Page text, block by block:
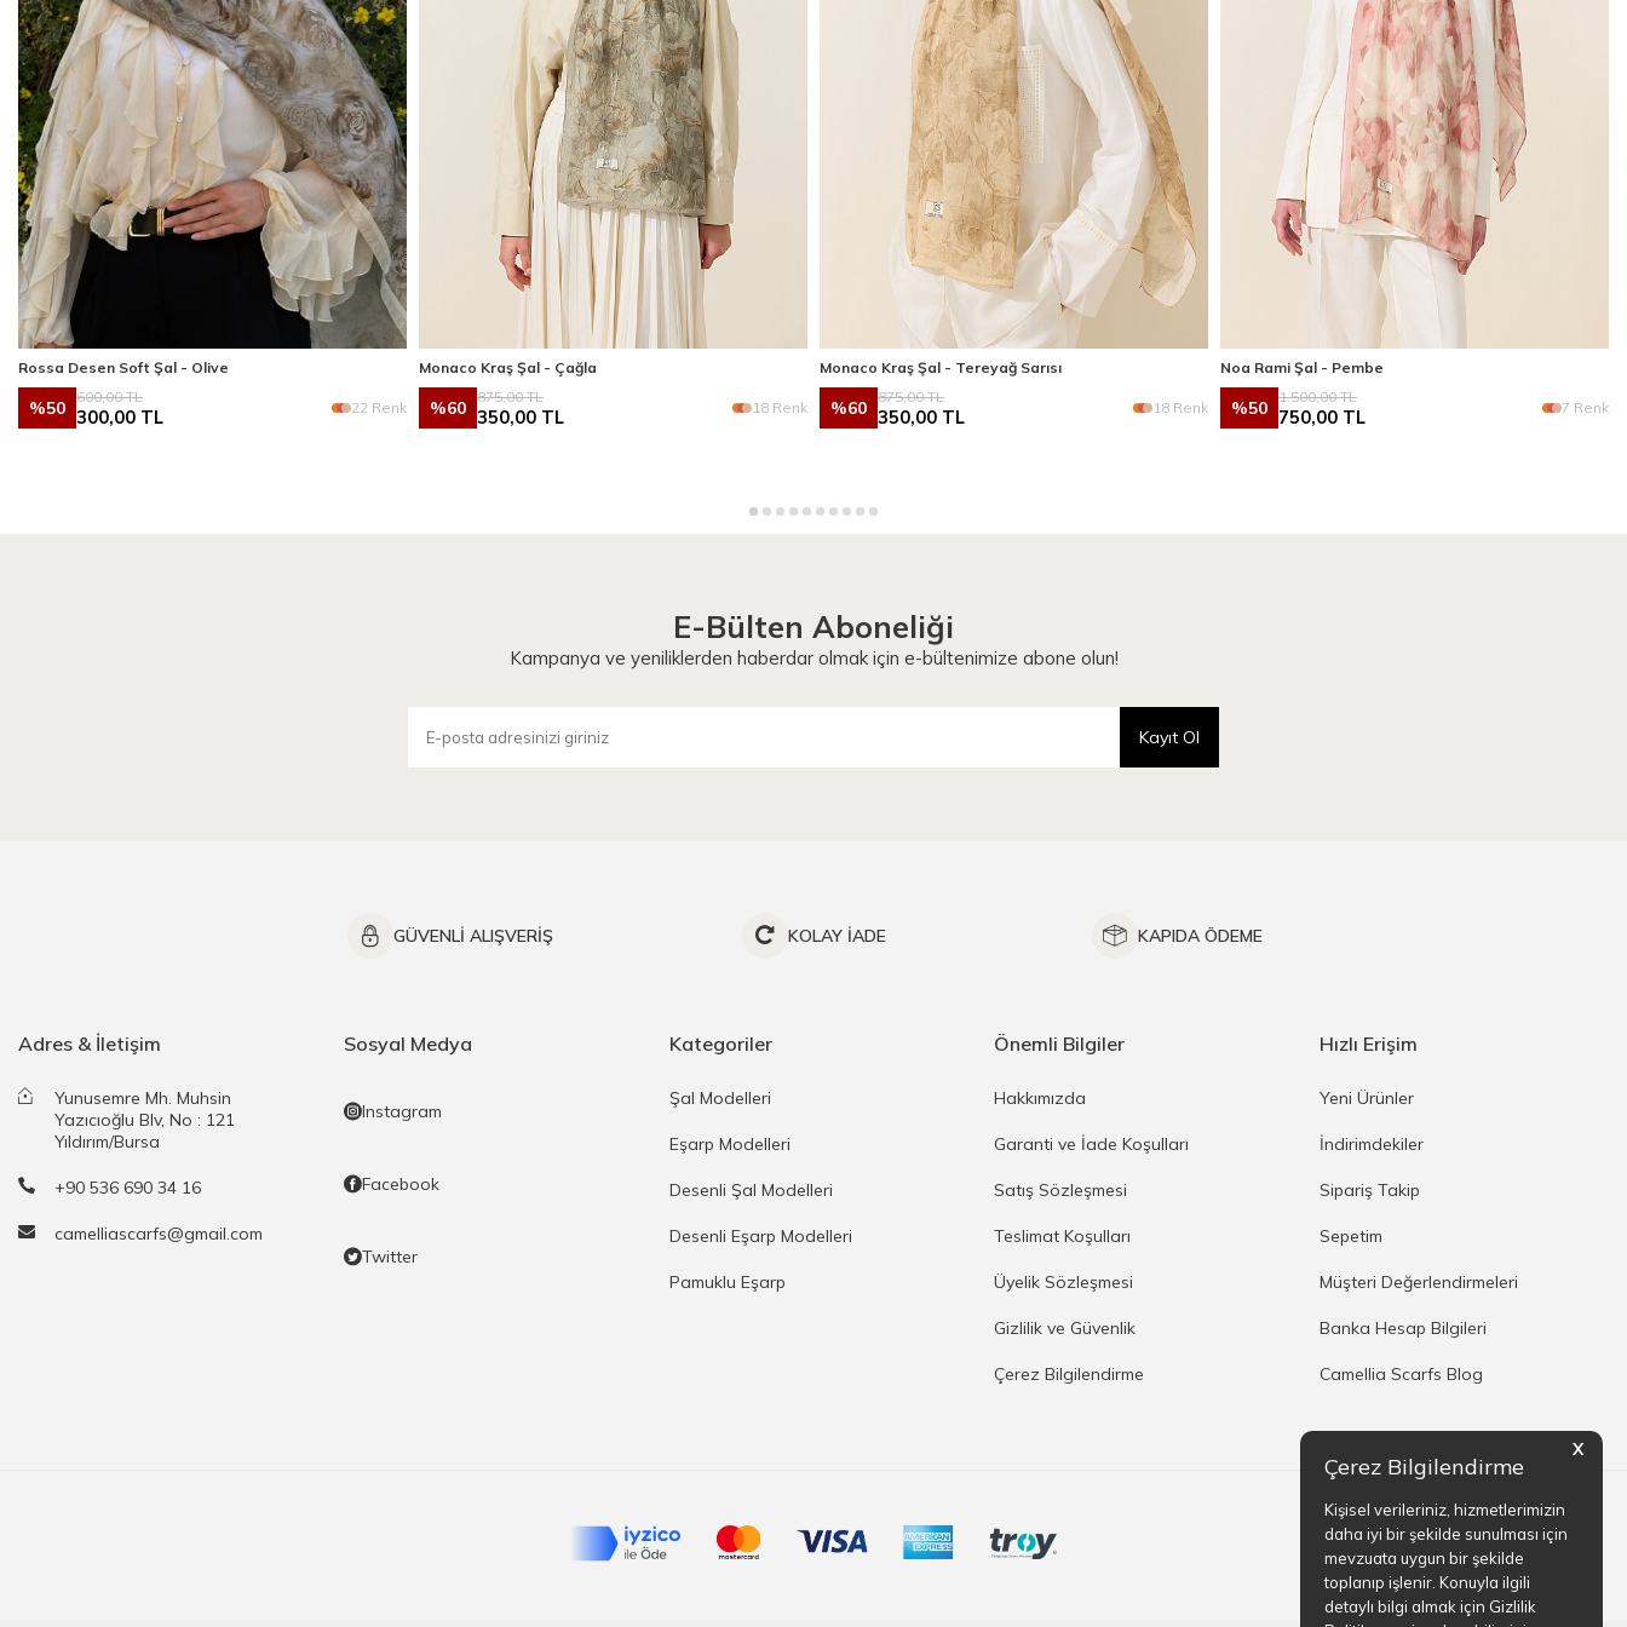
X
Çerez Bilgilendirme
Kişisel verileriniz, hizmetlerimizin
daha iyi bir şekilde sunulması için
mevzuata uygun bir şekilde
toplanıp işlenir. Konuyla ilgili
detaylı bilgi almak için Gizlilik
Rossa Desen Soft Şal - Olive
%50
600,00TL
300,00 TL 22 Renk
Monaco Kraş Şal - Çağla
%60
875,00TL
350,00 TL 18 Renk
Monaco Kraş Şal - Tereyağ Sarısı
%60
875,00TL
350,00 TL 18 Renk
Noa Rami Şal - Pembe
%50
1.500,00TL
750,00 TL 7 Renk
E-Bülten Aboneliği
Kampanya ve yeniliklerden haberdar olmak için e-bültenimize abone olun!
Kayıt Ol
GÜVENLİ ALIŞVERİŞ KOLAY İADE KAPIDA ÖDEME
Adres & İletişim
Yunusemre Mh. Muhsin
Yazıcıoğlu Blv, No : 121
Yıldırım/Bursa
+90 536 690 34 16
camelliascarfs@gmail.com
Sosyal Medya
Instagram
Facebook
Twitter
Kategoriler
Şal Modelleri
Eşarp Modelleri
Desenli Şal Modelleri
Desenli Eşarp Modelleri
Pamuklu Eşarp
Önemli Bilgiler
Hakkımızda
Garanti ve İade Koşulları
Satış Sözleşmesi
Teslimat Koşulları
Üyelik Sözleşmesi
Gizlilik ve Güvenlik
Çerez Bilgilendirme
Hızlı Erişim
Yeni Ürünler
İndirimdekiler
Sipariş Takip
Sepetim
Müşteri Değerlendirmeleri
Banka Hesap Bilgileri
Camellia Scarfs Blog